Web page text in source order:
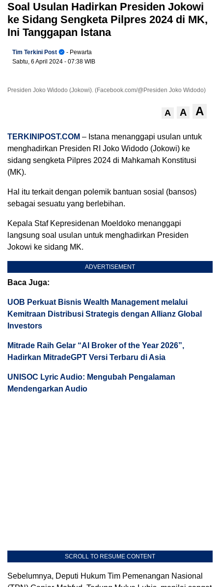
Soal Usulan Hadirkan Presiden Jokowi
ke Sidang Sengketa Pilpres 2024 di MK,
Ini Tanggapan Istana
Tim Terkini Post
- Pewarta
Sabtu, 6 April 2024 - 07:38 WIB
Presiden Joko Widodo (Jokowi). (Facebook.com/@Presiden Joko Widodo)
A A A
TERKINIPOST.COM – Istana menanggapi usulan untuk
menghadirkan Presiden RI Joko Widodo (Jokowi) ke
sidang sengketa Pilpres 2024 di Mahkamah Konstitusi
(MK).
Hal itu terkait dengan polemik bantuan sosial (bansos)
sebagai sesuatu yang berlebihan.
Kepala Staf Kepresidenan Moeldoko menanggapi
langsung soal usulan untuk menghadirkan Presiden
Jokowi ke sidang MK.
ADVERTISEMENT
Baca Juga:
UOB Perkuat Bisnis Wealth Management melalui
Kemitraan Distribusi Strategis dengan Allianz Global
Investors
Mitrade Raih Gelar “AI Broker of the Year 2026”,
Hadirkan MitradeGPT Versi Terbaru di Asia
UNISOC Lyric Audio: Mengubah Pengalaman
Mendengarkan Audio
SCROLL TO RESUME CONTENT
Sebelumnya, Deputi Hukum Tim Pemenangan Nasional